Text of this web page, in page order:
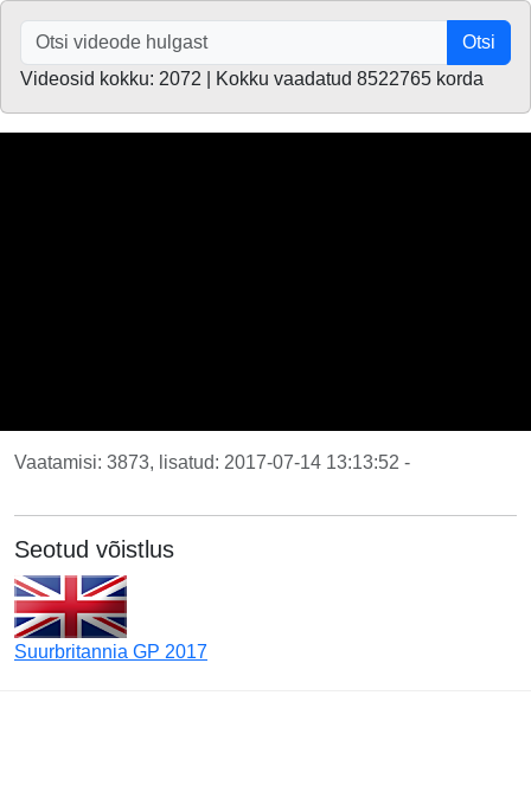
Otsi
Videosid kokku: 2072 | Kokku vaadatud 8522765 korda
Vaatamisi: 3873, lisatud: 2017-07-14 13:13:52 -
Seotud võistlus
Suurbritannia GP 2017